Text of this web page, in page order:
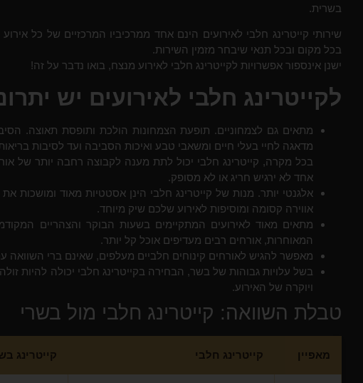
בשרית.
שירותי קייטרינג חלבי לאירועים הינם אחד ממרכיביו המרכזיים של כל
בכל מקום ובכל תנאי שיבחר מזמין השירות.
ישנן אינספור אפשרויות לקייטרינג חלבי לאירוע מנצח, בואו נדבר על זה!
לקייטרינג חלבי לאירועים יש
מתאים גם לצמחוניים. תופעת הצמחונות הולכת ותופסת תאוצה.
מדאגה לחיי בעלי חיים ומשאבי טבע ואיכות הסביבה ועד לסיבות
בכל מקרה, קייטרינג חלבי יכול לתת מענה לקבוצה רחבה יותר של
אחד לא ירגיש חריג או לא מסופק.
אלגנטי יותר. מנות של קייטרינג חלבי הינן אסטטיות מאוד ומושכות
אווירה קסומה ומוסיפות לאירוע שלכם שיק מיוחד.
מתאים מאוד לאירועים המתקיימים בשעות הבוקר והצהריים
המאוחרות, אורחים רבים מעדיפים אוכל קל יותר.
מאפשר להגיש לאורחים קינוחים חלביים מעלפים, שאינם ברי השוואה
בשל עלויות גבוהות של בשר, הבחירה בקייטרינג חלבי יכולה להיות
ויוקרה של האירוע.
טבלת השוואה: קייטרינג חלבי מול בשרי
מאפיין קייטרינג חלבי קייטרינג